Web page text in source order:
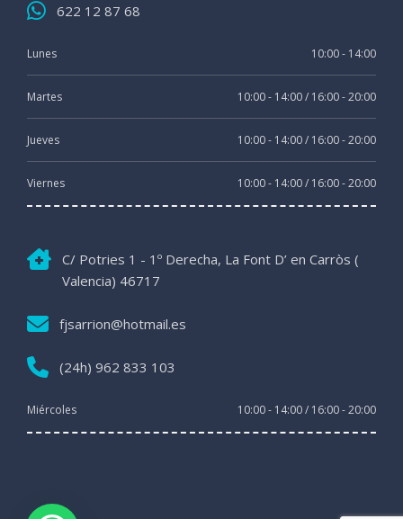
622 12 87 68
Lunes 10:00 - 14:00
Martes 10:00 - 14:00 / 16:00 - 20:00
Jueves 10:00 - 14:00 / 16:00 - 20:00
Viernes 10:00 - 14:00 / 16:00 - 20:00
C/ Potries 1 - 1º Derecha, La Font D’ en Carròs (
Valencia) 46717
fjsarrion@hotmail.es
(24h) 962 833 103
Miércoles 10:00 - 14:00 / 16:00 - 20:00